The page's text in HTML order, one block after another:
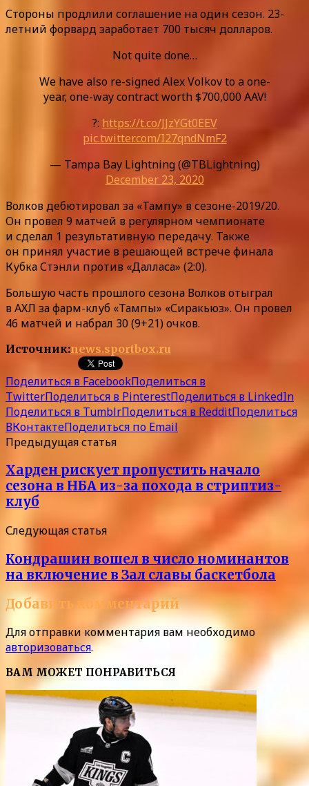
Стороны продлили соглашение на один сезон. 23-
летний форвард заработает 700 тысяч долларов.
Not quite done…
We have also re-signed Alex Volkov to a one-
year, one-way contract worth $700,000 AAV!
?: https://t.co/JJzYGt0EEV
pic.twitter.com/I27qndNmF2
— Tampa Bay Lightning (@TBLightning)
December 23, 2020
Волков дебютировал за «Тампу» в сезоне-2019/20.
Он провел 9 матчей в регулярном чемпионате
и сделал 1 результативную передачу. Также
он принял участие в решающей встрече финала
Кубка Стэнли против «Далласа» (2:0).
Большую часть прошлого сезона Волков отыграл
в АХЛ за фарм-клуб «Тампы» «Сиракьюз». Он провел
46 матчей и набрал 30 (9+21) очков.
Источник:news.sportbox.ru
Поделиться в FacebookПоделиться в
TwitterПоделиться в PinterestПоделиться в LinkedIn
Поделиться в TumblrПоделиться в RedditПоделиться
ВКонтактеПоделиться по Email
Предыдущая статья
Харден рискует пропустить начало
сезона в НБА из-за похода в стриптиз-
клуб
Следующая статья
Кондрашин вошел в число номинантов
на включение в Зал славы баскетбола
Добавить комментарий
Для отправки комментария вам необходимо
авторизоваться.
ВАМ МОЖЕТ ПОНРАВИТЬСЯ